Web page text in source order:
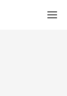
vassdrag